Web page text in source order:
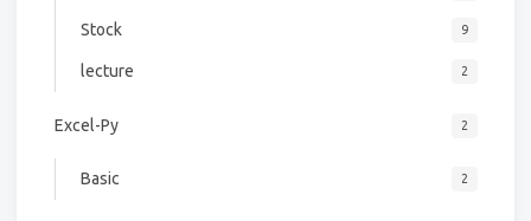
Stock 9
lecture 2
Excel-Py 2
Basic 2